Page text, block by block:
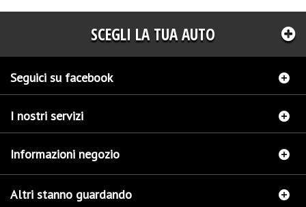
SCEGLI LA TUA AUTO
Seguici su facebook
I nostri servizi
Informazioni negozio
Altri stanno guardando